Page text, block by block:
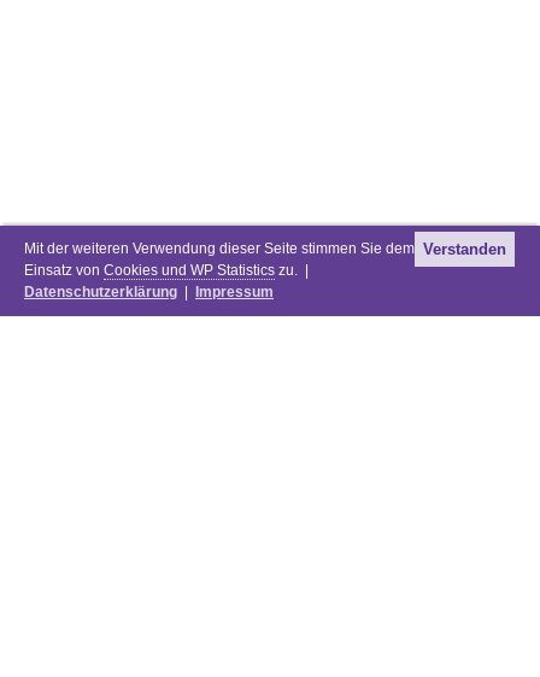
Mit der weiteren Verwendung dieser Seite stimmen Sie dem
Einsatz von Cookies und WP Statistics zu. |
Datenschutzerklärung
Impressum
Verstanden